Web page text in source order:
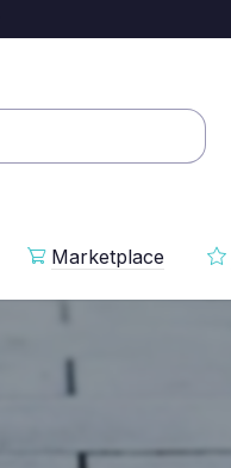
Marketplace